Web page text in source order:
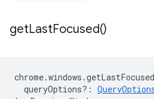
getLastFocused()
chrome.windows .getLastFocused
queryOptions? :